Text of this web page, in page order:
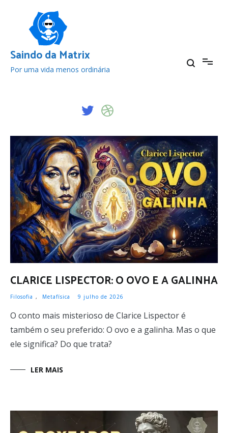
conteúdo
Saindo da Matrix
Por uma vida menos ordinária
CLARICE LISPECTOR: O OVO E A GALINHA
Filosofia , Metafísica 9 julho de 2026
O conto mais misterioso de Clarice Lispector é
também o seu preferido: O ovo e a galinha. Mas o que
ele significa? Do que trata?
LER MAIS